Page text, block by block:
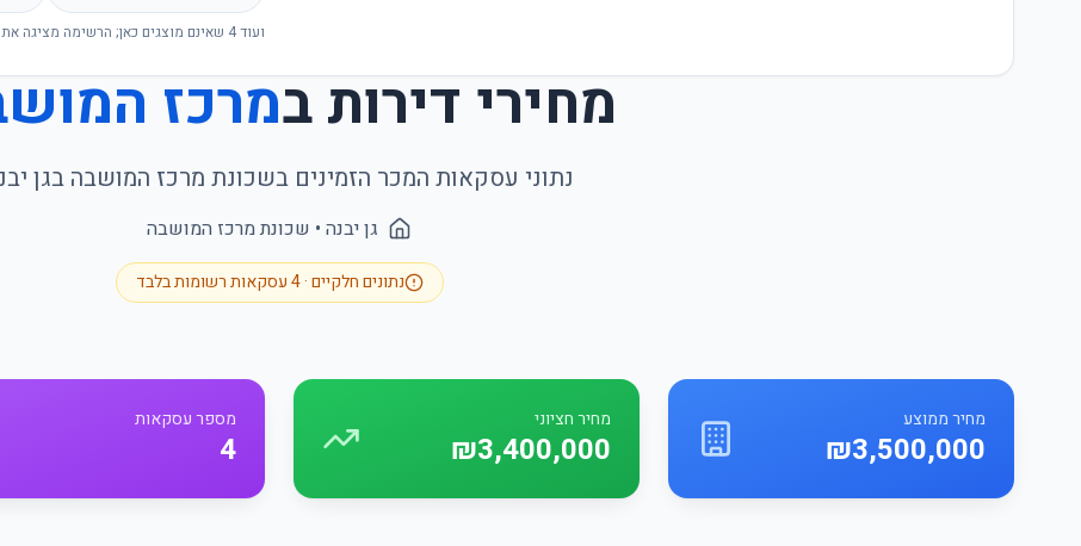
ועוד4 שאינם מוצגים כאן; הרשימה מציגה
מחירי דירות במרכז
נתוני עסקאות המכר הזמינים בשכונת מרכז המושבה בגן
גן יבנה • שכונתמרכז המושבה
נתונים חלקיים ·4עסקאות רשומות בלבד
מחיר ממוצע
₪3,500,000
מחיר חציוני
₪3,400,000
מספר עסקאות
4